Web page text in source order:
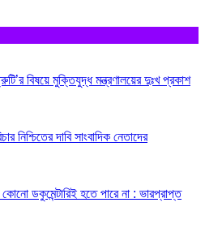
বিষয়ে মুক্তিযুদ্ধ মন্ত্রণালয়ের দুঃখ প্রকাশ
দাবি সাংবাদিক নেতাদের
ডকুমেন্টারিই হতে পারে না : ভারপ্রাপ্ত